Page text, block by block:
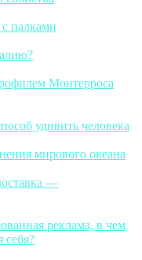
с палками
Монтерроса
удивить человека
мирового океана
—
реклама, в чем
себя?